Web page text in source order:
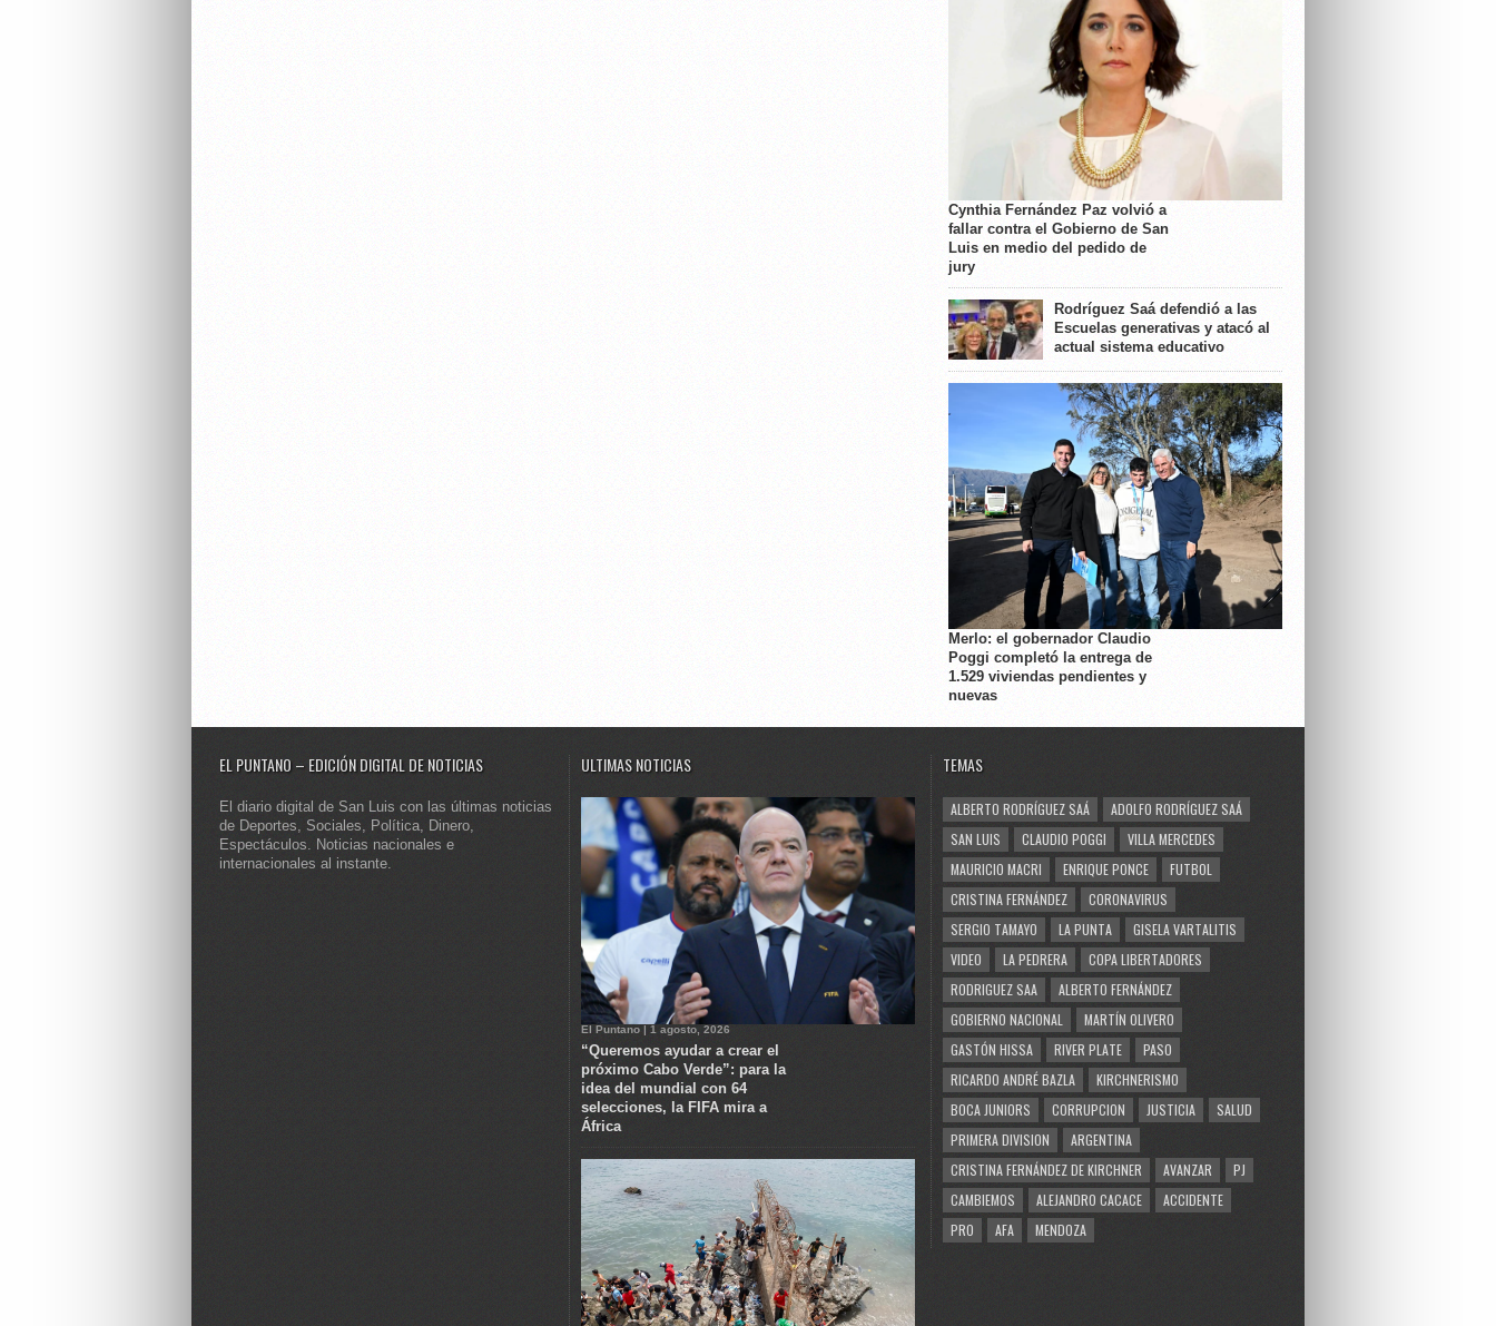
Cynthia Fernández Paz volvió a
fallar contra el Gobierno de San
Luis en medio del pedido de
jury
Rodríguez Saá defendió a las
Escuelas generativas y atacó al
actual sistema educativo
Merlo: el gobernador Claudio
Poggi completó la entrega de
1.529 viviendas pendientes y
nuevas
EL PUNTANO – EDICIÓN DIGITAL DE NOTICIAS
El diario digital de San Luis con las últimas noticias
de Deportes, Sociales, Política, Dinero,
Espectáculos. Noticias nacionales e
internacionales al instante.
ULTIMAS NOTICIAS
El Puntano | 1 agosto, 2026
“Queremos ayudar a crear el
próximo Cabo Verde”: para la
idea del mundial con 64
selecciones, la FIFA mira a
África
TEMAS
ALBERTO RODRÍGUEZ SAÁ
ADOLFO RODRÍGUEZ SAÁ
SAN LUIS
CLAUDIO POGGI
VILLA MERCEDES
MAURICIO MACRI
ENRIQUE PONCE
FUTBOL
CRISTINA FERNÁNDEZ
CORONAVIRUS
SERGIO TAMAYO
LA PUNTA
GISELA VARTALITIS
VIDEO
LA PEDRERA
COPA LIBERTADORES
RODRIGUEZ SAA
ALBERTO FERNÁNDEZ
GOBIERNO NACIONAL
MARTÍN OLIVERO
GASTÓN HISSA
RIVER PLATE
PASO
RICARDO ANDRÉ BAZLA
KIRCHNERISMO
BOCA JUNIORS
CORRUPCION JUSTICIA
SALUD
PRIMERA DIVISION
ARGENTINA
CRISTINA FERNÁNDEZ DE KIRCHNER
AVANZAR
PJ
CAMBIEMOS
ALEJANDRO CACACE
ACCIDENTE
PRO
AFA MENDOZA